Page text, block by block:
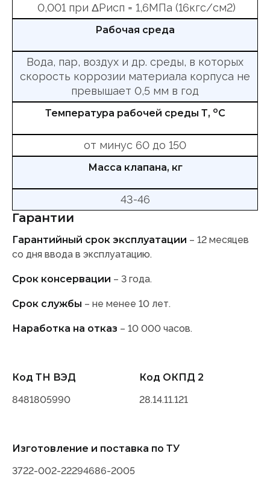
0,001 при ΔРисп = 1,6МПа (16кгс/см2)
Рабочая среда
Вода, пар, воздух и др. среды, в которых
скорость коррозии материала корпуса не
превышает 0,5 мм в год
Температура рабочей среды Т, оС
от минус 60 до 150
Масса клапана, кг
43-46
Гарантии
Гарантийный срок эксплуатации – 12 месяцев
со дня ввода в эксплуатацию.
Срок консервации – 3 года.
Срок службы – не менее 10 лет.
Наработка на отказ – 10 000 часов.
Код ТН ВЭД
8481805990
Код ОКПД 2
28.14.11.121
Изготовление и поставка по ТУ
3722-002-22294686-2005